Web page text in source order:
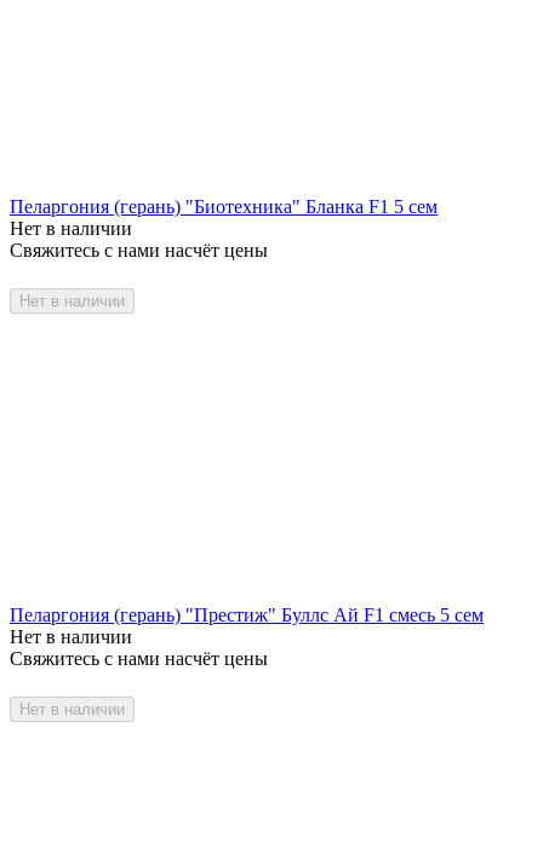
Пеларгония (герань) "Биотехника" Бланка F1 5 сем
Нет в наличии
Свяжитесь с нами насчёт цены
Нет в наличии
Пеларгония (герань) "Престиж" Буллс Ай F1 смесь 5 сем
Нет в наличии
Свяжитесь с нами насчёт цены
Нет в наличии